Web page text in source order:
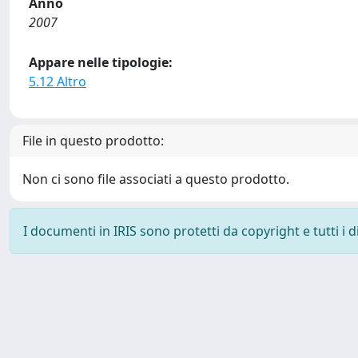
2007
Appare nelle tipologie:
5.12 Altro
File in questo prodotto:
Non ci sono file associati a questo prodotto.
I documenti in IRIS sono protetti da copyright e tutti i